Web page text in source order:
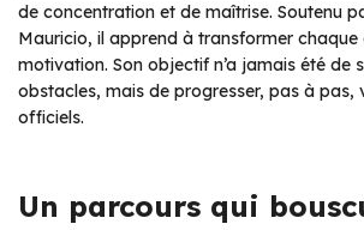
de concentration et de maîtrise. Soutenu
Mauricio, il apprend à transformer
motivation. Son objectif n’a jamais été de
obstacles, mais de progresser, pas à pas,
officiels.
Un parcours qui